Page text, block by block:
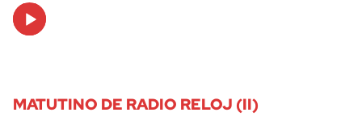
Audio
Player
MATUTINO DE RADIO RELOJ (II)